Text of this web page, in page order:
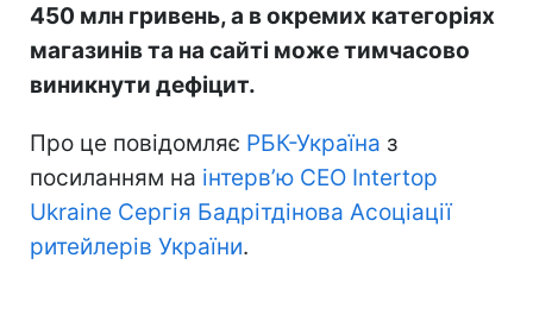
450 млн гривень, а в окремих категоріях
магазинів та на сайті може тимчасово
виникнути дефіцит.
Про це повідомляє РБК-Україна з
посиланням на інтерв’ю CEO Intertop
Ukraine Сергія Бадрітдінова Асоціації
ритейлерів України.